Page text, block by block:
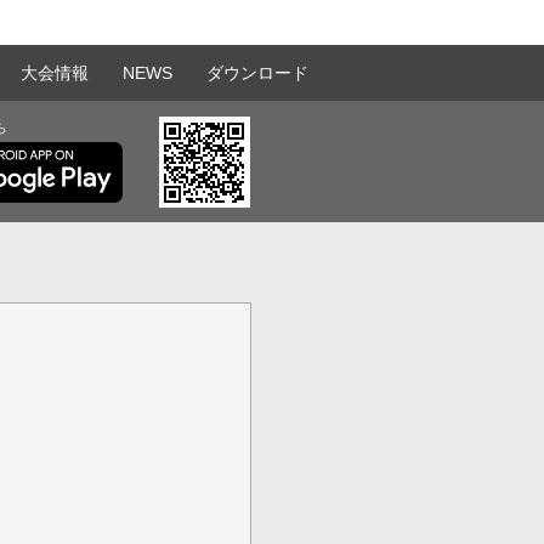
大会情報 NEWS ダウンロード